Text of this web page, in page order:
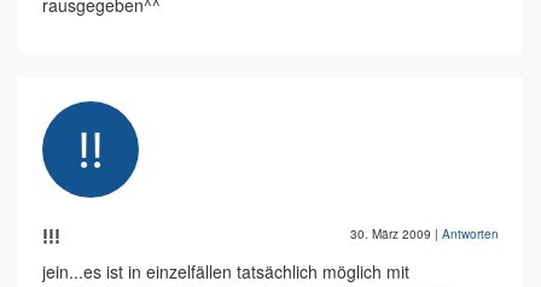
rausgegeben^^
!!! 30. März 2009 | Antworten
jein...es ist in einzelfällen tatsächlich möglich mit